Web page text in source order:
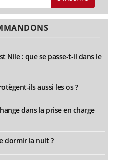
Nile : que se passe-t-il dans le
ils aussi les os ?
dans la prise en charge
dormir la nuit ?